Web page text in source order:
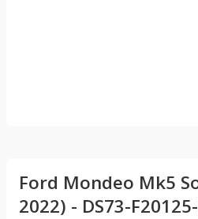
Ford Mondeo Mk5
2022) - DS73-